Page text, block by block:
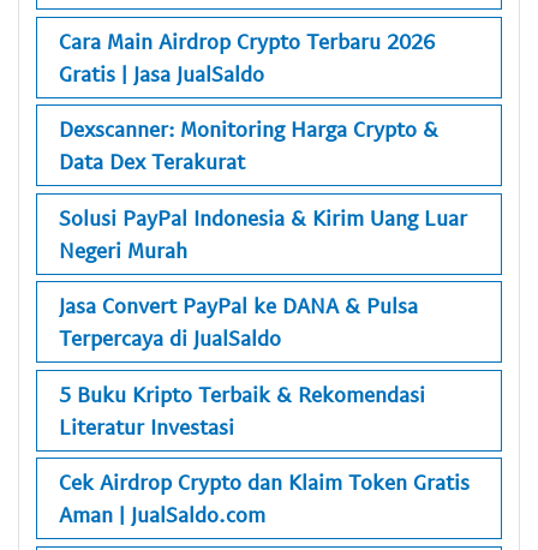
Cara Main Airdrop Crypto Terbaru 2026
Gratis | Jasa JualSaldo
Dexscanner: Monitoring Harga Crypto &
Data Dex Terakurat
Solusi PayPal Indonesia & Kirim Uang Luar
Negeri Murah
Jasa Convert PayPal ke DANA & Pulsa
Terpercaya di JualSaldo
5 Buku Kripto Terbaik & Rekomendasi
Literatur Investasi
Cek Airdrop Crypto dan Klaim Token Gratis
Aman | JualSaldo.com